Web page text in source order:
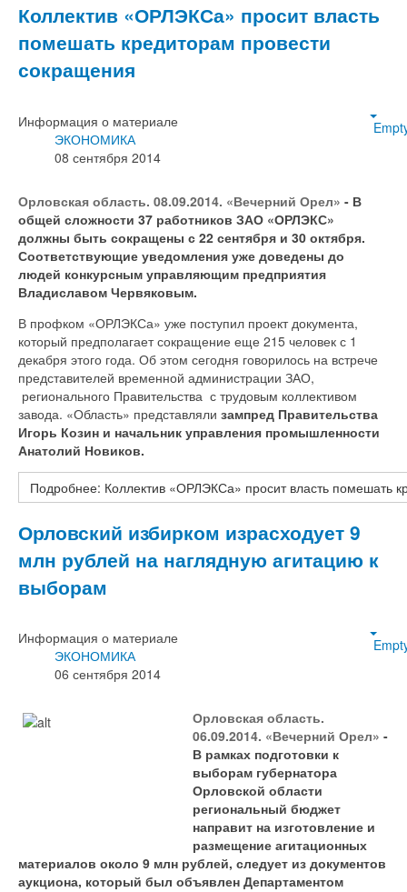
Коллектив «ОРЛЭКСа» просит власть
помешать кредиторам провести
сокращения
Информация о материале
ЭКОНОМИКА
08 сентября 2014
Орловская область. 08.09.2014. «Вечерний Орел» - В
общей сложности 37 работников ЗАО «ОРЛЭКС»
должны быть сокращены с 22 сентября и 30 октября.
Соответствующие уведомления уже доведены до
людей конкурсным управляющим предприятия
Владиславом Червяковым.
В профком «ОРЛЭКСа» уже поступил проект документа,
который предполагает сокращение еще 215 человек с 1
декабря этого года. Об этом сегодня говорилось на встрече
представителей временной администрации ЗАО,
регионального Правительства с трудовым коллективом
завода. «Область» представляли зампред Правительства
Игорь Козин и начальник управления промышленности
Анатолий Новиков.
Подробнее: Коллектив «ОРЛЭКСа» просит власть помешать
Орловский избирком израсходует 9
млн рублей на наглядную агитацию к
выборам
Информация о материале
ЭКОНОМИКА
06 сентября 2014
Орловская область.
06.09.2014. «Вечерний Орел» -
В рамках подготовки к
выборам губернатора
Орловской области
региональный бюджет
направит на изготовление и
размещение агитационных
материалов около 9 млн рублей, следует из документов
аукциона, который был объявлен Департаментом